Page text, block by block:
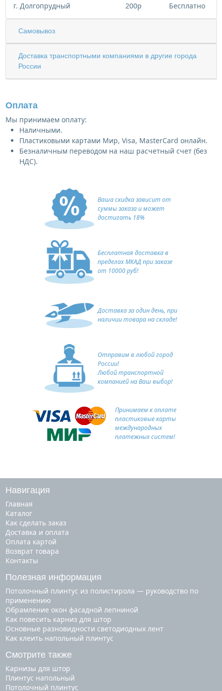
г. Долгопрудный
200р Бесплатно
Самовывоз
Доставка транспортными компаниями в другие города
России
Оплата
Мы принимаем оплату:
Наличными.
Пластиковыми картами Мир, Visa, MasterCard онлайн.
Безналичным переводом на наш расчетный счет (без
НДС).
Ваша скидка зависит от
суммы заказа и может
достигать 18%
Бесплатная доставка в
пределах МКАД при заказе
от 10000 руб!
Доставка за один день, при
наличии товара на складе!
Отправим в любой город
России!
Любой транспортной
компанией на Ваш выбор!
Принимаем к оплате
пластиковые карты
международных
платежных систем!
Навигация
Главная
Каталог
Как сделать заказ
Доставка и оплата
Оплата картой
Возврат товара
Контакты
Полезная информация
Потолочный плинтус из полистирола — руководство по
применению
Обрамление окон фасадной лепниной
Как повесить карниз для штор
Основные разновидности светодиодных лент
Как клеить напольный плинтус
Смотрите также
карнизы для штор
плинтус напольный
потолочный плинтус